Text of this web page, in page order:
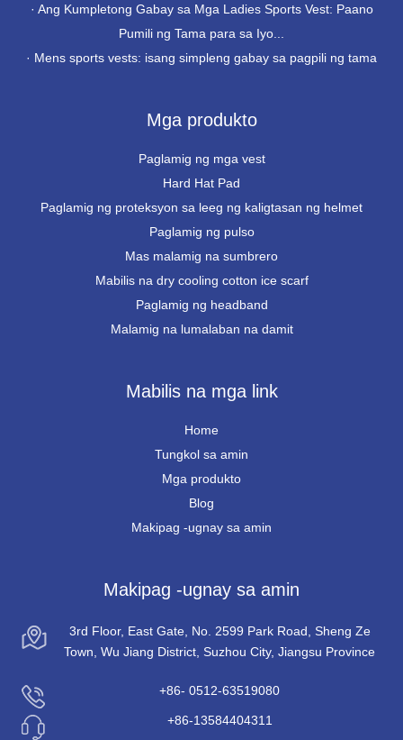
· Ang Kumpletong Gabay sa Mga Ladies Sports Vest: Paano
Pumili ng Tama para sa Iyo...
· Mens sports vests: isang simpleng gabay sa pagpili ng tama
Mga produkto
Paglamig ng mga vest
Hard Hat Pad
Paglamig ng proteksyon sa leeg ng kaligtasan ng helmet
Paglamig ng pulso
Mas malamig na sumbrero
Mabilis na dry cooling cotton ice scarf
Paglamig ng headband
Malamig na lumalaban na damit
Mabilis na mga link
Home
Tungkol sa amin
Mga produkto
Blog
Makipag -ugnay sa amin
Makipag -ugnay sa amin
3rd Floor, East Gate, No. 2599 Park Road, Sheng Ze
Town, Wu Jiang District, Suzhou City, Jiangsu Province
+86- 0512-63519080
+86-13584404311